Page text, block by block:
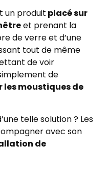
un produit placé sur
et prenant la
de verre et d’une
tout de même
de voir
de
les moustiques de
telle solution ? Les
avec son
de